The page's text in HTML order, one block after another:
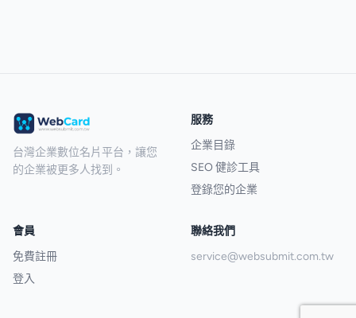
台灣企業數位名片平台，讓您
的企業被更多人找到。
服務
企業目錄
SEO 健診工具
登錄您的企業
會員
免費註冊
登入
聯絡我們
service@websubmit.com.tw